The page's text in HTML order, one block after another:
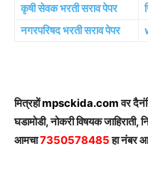
कृषी सेवक भरती सराव पेपर
नगरपरिषद भरती सराव पेपर
मित्रहोंmpsckida.comवर
घडामोडी, नोकरी विषयक
आमचा7350578485हा नंबर